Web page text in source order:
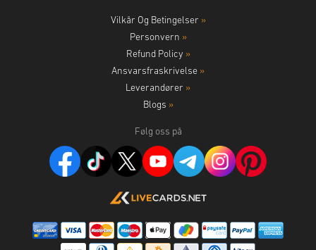
Vilkår Og Betingelser »
Personvern »
Refund Policy »
Ansvarsfraskrivelse »
Leverandører »
Blogs »
Følg oss på